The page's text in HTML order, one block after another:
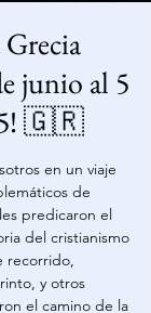
junio al 5
🇬🇷
en un viaje
de
predicaron el
del cristianismo
recorrido,
y otros
el camino de la